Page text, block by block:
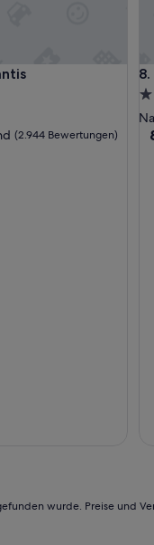
(2.944 Bewertungen)
wurde. Preise und